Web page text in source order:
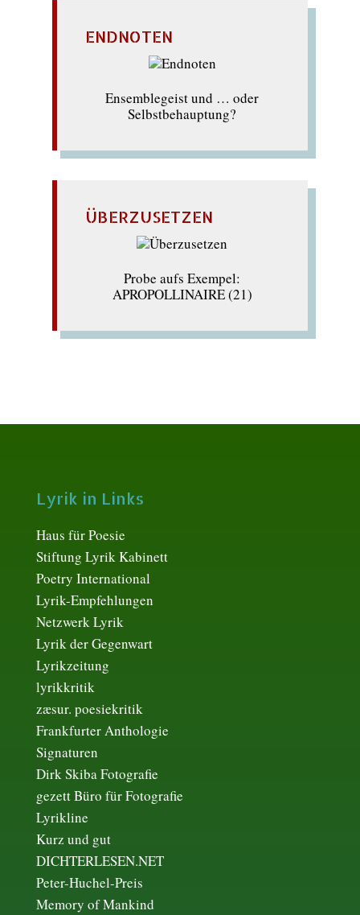
ENDNOTEN
Ensemblegeist und … oder
Selbstbehauptung?
ÜBERZUSETZEN
Probe aufs Exempel:
APROPOLLINAIRE (21)
Lyrik in Links
Haus für Poesie
Stiftung Lyrik Kabinett
Poetry International
Lyrik-Empfehlungen
Netzwerk Lyrik
Lyrik der Gegenwart
Lyrikzeitung
lyrikkritik
zæsur. poesiekritik
Frankfurter Anthologie
Signaturen
Dirk Skiba Fotografie
gezett Büro für Fotografie
Lyrikline
Kurz und gut
DICHTERLESEN.NET
Peter-Huchel-Preis
Memory of Mankind